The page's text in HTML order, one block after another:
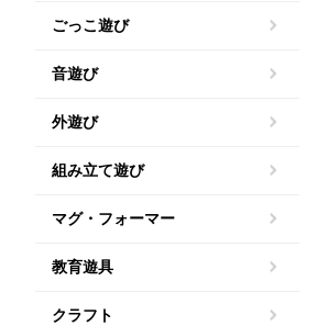
ごっこ遊び
音遊び
外遊び
組み立て遊び
マグ・フォーマー
教育遊具
クラフト